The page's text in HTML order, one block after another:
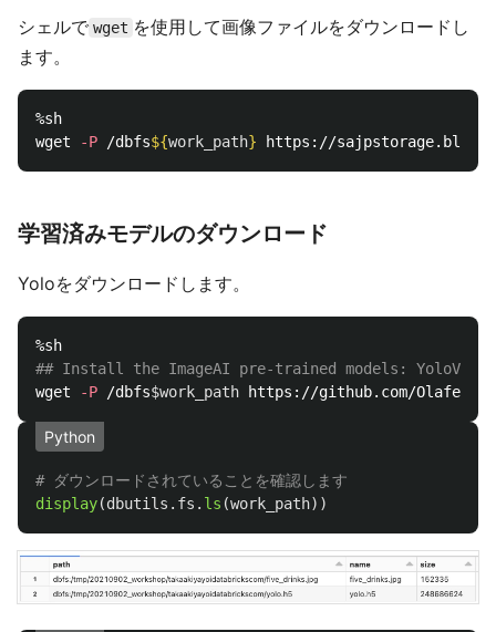
シェルで wget を使用して画像ファイルをダウンロードし
ます。
%sh
wget
-P /dbfs${work_path}
学習済みモデルのダウンロード
Yoloをダウンロードします。
## Install the ImageAI pre-trained models: YoloV3,
wget
-P /dbfs$work_path
Python
display(dbutils . fs . ls (work_path))